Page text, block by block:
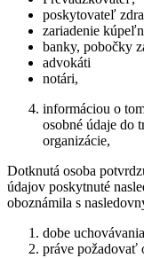
poskytovateľ
zariadenie
banky, pobočky
advokáti
notári,
informáciou o
osobné údaje do
organizácie,
Dotknutá osoba
údajov poskytnuté
oboznámila s
dobe
práve požadovať